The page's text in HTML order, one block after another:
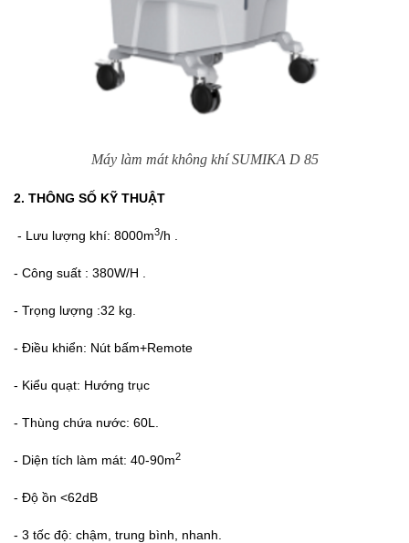
Máy làm mát không khí SUMIKA D 85
2. THÔNG SỐ KỸ THUẬT
- Lưu lượng khí: 8000m3/h .
- Công suất : 380W/H .
- Trọng lượng :32 kg.
- Điều khiển: Nút bấm+Remote
- Kiểu quạt: Hướng trục
- Thùng chứa nước: 60L.
- Diện tích làm mát: 40-90m2
- Độ ồn <62dB
- 3 tốc độ: chậm, trung bình, nhanh.